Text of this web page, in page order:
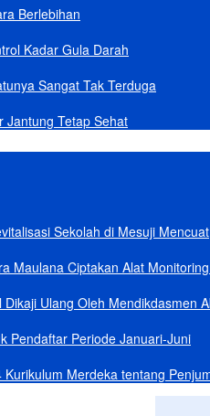
Berlebihan
Kadar Gula Darah
Sangat Tak Terduga
Jantung Tetap Sehat
Sekolah di Mesuji Mencuat
Maulana Ciptakan Alat
Ulang Oleh Mendikdasmen
Pendaftar Periode Januari-Juni
Merdeka tentang